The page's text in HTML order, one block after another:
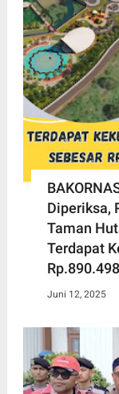
Diperiksa,
Taman
Terdapat
Juni 12, 2025